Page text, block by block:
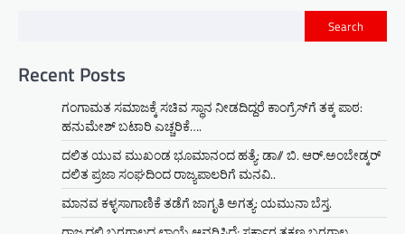
Search
Recent Posts
ಗಂಗಾಮತ ಸಮಾಜಕ್ಕೆ ಸಚಿವ ಸ್ಥಾನ ನೀಡದಿದ್ದರೆ ಕಾಂಗ್ರೆಸ್‌ಗೆ ತಕ್ಕ ಪಾಠ:
ಹನುಮೇಶ್ ಬಟಾರಿ ಎಚ್ಚರಿಕೆ….
ದಲಿತ ಯುವ ಮುಖಂಡ ಭೂಮಾನಂದ ಹತ್ಯೆ: ಡಾ// ಬಿ. ಆರ್.ಅಂಬೇಡ್ಕರ್
ದಲಿತ ಪ್ರಜಾ ಸಂಘದಿಂದ ರಾಜ್ಯಪಾಲರಿಗೆ ಮನವಿ..
ಮಾನವ ಕಳ್ಳಸಾಗಾಣಿಕೆ ತಡೆಗೆ ಜಾಗೃತಿ ಅಗತ್ಯ: ಯಮುನಾ ಬೆಸ್ತ.